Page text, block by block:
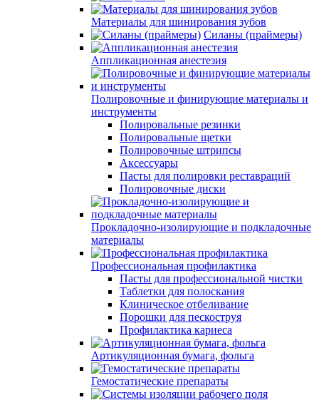
Материалы для шинирования зубов
Силаны (праймеры)
Аппликационная анестезия
Полировочные и финирующие материалы и
инструменты
Полировальные резинки
Полировальные щетки
Полировочные штрипсы
Аксессуары
Пасты для полировки реставраций
Полировочные диски
Прокладочно-изолирующие и подкладочные
материалы
Профессиональная профилактика
Пасты для профессиональной чистки
Таблетки для полоскания
Клиническое отбеливание
Порошки для пескоструя
Профилактика кариеса
Артикуляционная бумага, фольга
Гемостатические препараты